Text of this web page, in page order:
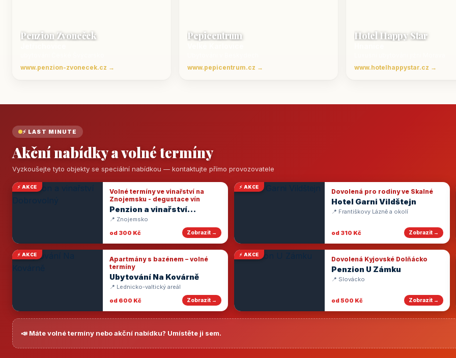
Penzion Zvoneček
www.penzion-zvonecek.cz →
Pepicentrum
www.pepicentrum.cz →
Hotel Happy Star
www.hotelhappystar.cz →
⚡ LAST MINUTE
Akční nabídky a volné termíny
Vyzkoušejte tyto objekty se speciální nabídkou — kontaktujte přímo provozovatele
⚡ AKCE
Volné termíny ve vinařství na
Znojemsku - degustace vín
Penzion a vinařství
Dobrovolný
📍 Znojemsko
od 300 Kč
Zobrazit →
⚡ AKCE
Dovolená pro rodiny ve Skalné
Hotel Garni Vildštejn
📍 Františkovy Lázně a okolí
od 310 Kč Zobrazit →
⚡ AKCE
Apartmány s bazénem – volné
termíny
Ubytování Na Kovárně
📍 Lednicko-valtický areál
od 600 Kč
Zobrazit →
⚡ AKCE
Dovolená Kyjovské Dolňácko
Penzion U Zámku
📍 Slovácko
od 500 Kč Zobrazit →
📣 Máte volné termíny nebo akční nabídku? Umístěte ji sem.